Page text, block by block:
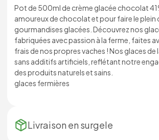
Pot de 500ml de crème glacée chocolat
amoureux de chocolat et pour faire le plein
gourmandises glacées. Découvrez nos
fabriquées avec passion à la ferme, faites
frais de nos propres vaches ! Nos glaces de
sans additifs artificiels, reflétant notre
des produits naturels et sains.
glaces fermières
Livraison en surgele